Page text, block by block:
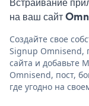
на ваш сайт
Создайте свое
Signup Omnisend,
сайта и добавьте
Omnisend, пост,
где угодно на